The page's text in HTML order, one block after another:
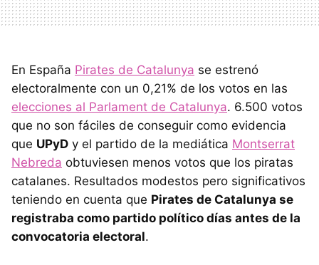
En España Pirates de Catalunya se estrenó
electoralmente con un 0,21% de los votos en las
elecciones al Parlament de Catalunya. 6.500 votos
que no son fáciles de conseguir como evidencia
que UPyD y el partido de la mediática Montserrat
Nebreda obtuviesen menos votos que los piratas
catalanes. Resultados modestos pero significativos
teniendo en cuenta que Pirates de Catalunya se
registraba como partido político días antes de la
convocatoria electoral.